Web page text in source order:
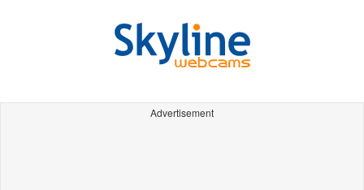
Advertisement